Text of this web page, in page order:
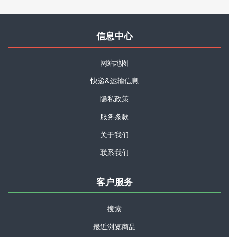
信息中心
网站地图
快递&运输信息
隐私政策
服务条款
关于我们
联系我们
客户服务
搜索
最近浏览商品